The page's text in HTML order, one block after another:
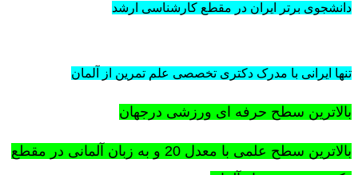
دانشجوی برتر ایران در مقطع کارشناسی ارشد
تنها ایرانی با مدرک دکتری تخصصی علم تمرین از آلمان
بالاترین سطح حرفه ای ورزشی درجهان
بالاترین سطح علمی با معدل 20 و به زبان آلمانی در مقطع